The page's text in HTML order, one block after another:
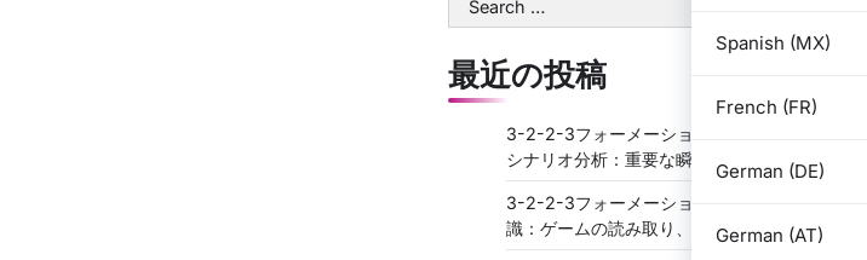
Spanish (MX)
French (FR)
German (DE)
German (AT)
for:
最近の投稿
3-2-2-3フォーメーションにおけるゲーム
シナリオ分析：重要な瞬間、意思決定
3-2-2-3フォーメーションにおける状況認
識：ゲームの読み取り、予測